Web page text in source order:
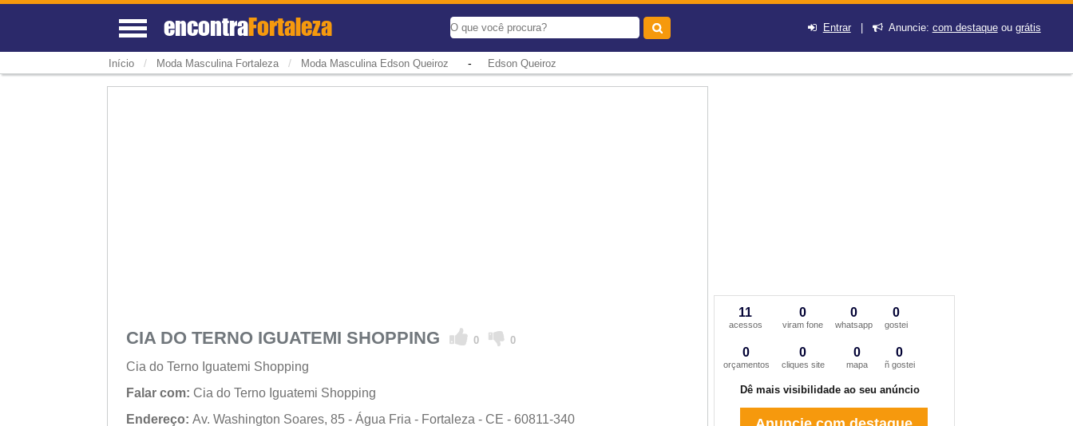
encontraFortaleza Entrar| Anuncie: com destaqueou grátis
Início / Moda Masculina Fortaleza / Moda Masculina Edson Queiroz - Edson Queiroz
CIA DO TERNO IGUATEMI SHOPPING 0 0
Cia do Terno Iguatemi Shopping
Falar com: Cia do Terno Iguatemi Shopping
Endereço: Av. Washington Soares, 85 - Água Fria - Fortaleza - CE - 60811-340
11
acessos
0
viram fone
0
whatsapp
0
gostei
0
orçamentos
0
cliques site
0
mapa
0
ñ gostei
Dê mais visibilidade ao seu anúncio